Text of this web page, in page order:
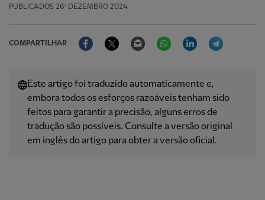
PUBLICADOS 26º DEZEMBRO 2024
COMPARTILHAR
FacebookTwitter Email WhatsAppLinkedIn
Este artigo foi traduzido automaticamente e,
embora todos os esforços razoáveis ​​tenham sido
feitos para garantir a precisão, alguns erros de
tradução são possíveis. Consulte a versão original
em inglês do artigo para obter a versão oficial.